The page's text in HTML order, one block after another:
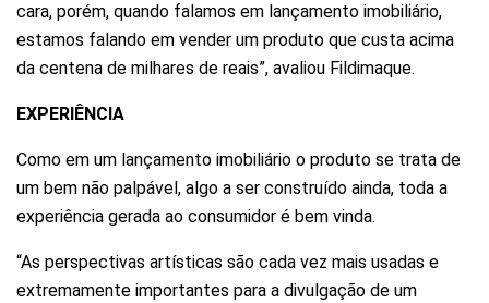
cara, porém, quando falamos em lançamento imobiliário,
estamos falando em vender um produto que custa acima
da centena de milhares de reais”, avaliou Fildimaque.
EXPERIÊNCIA
Como em um lançamento imobiliário o produto se trata de
um bem não palpável, algo a ser construído ainda, toda a
experiência gerada ao consumidor é bem vinda.
“As perspectivas artísticas são cada vez mais usadas e
extremamente importantes para a divulgação de um